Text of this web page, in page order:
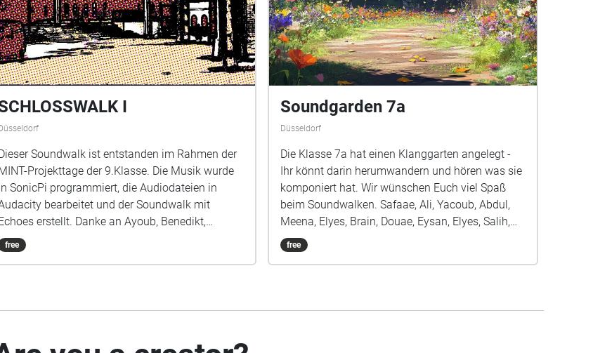
I
Soundwalk ist entstanden im Rahmen der
Projekttage der 9.Klasse. Die Musik wurde
SonicPi programmiert, die Audiodateien in
bearbeitet und der Soundwalk mit
erstellt. Danke an Ayoub, Benedikt,
Emilia, Ilias, Julia, Leandra, Lia, Merle,
Mischa, Mohamed, Peyman und Younes.
free
Soundgarden 7a
Düsseldorf
Die Klasse 7a hat einen Klanggarten angelegt -
Ihr könnt darin herumwandern und hören was sie
komponiert hat. Wir wünschen Euch viel Spaß
beim Soundwalken. Safaae, Ali, Yacoub, Abdul,
Meena, Elyes, Brain, Douae, Eysan, Elyes, Salih,
Louis, Cindy, Kaan, Amy, Illia, Belinay, Danylo,
Erblin, Ivan und Frau Jünemann
free